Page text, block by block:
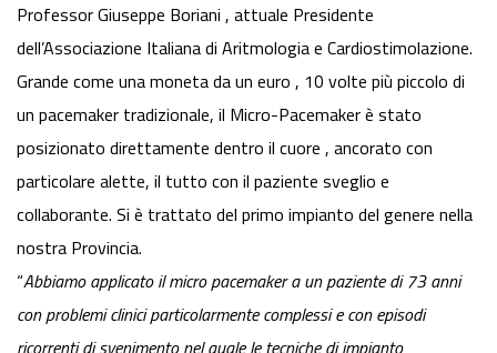
Professor Giuseppe Boriani , attuale Presidente
dell’Associazione Italiana di Aritmologia e Cardiostimolazione.
Grande come una moneta da un euro , 10 volte più piccolo di
un pacemaker tradizionale, il Micro-Pacemaker è stato
posizionato direttamente dentro il cuore , ancorato con
particolare alette, il tutto con il paziente sveglio e
collaborante. Si è trattato del primo impianto del genere nella
nostra Provincia.
“Abbiamo applicato il micro pacemaker a un paziente di 73 anni
con problemi clinici particolarmente complessi e con episodi
ricorrenti di svenimento nel quale le tecniche di impianto